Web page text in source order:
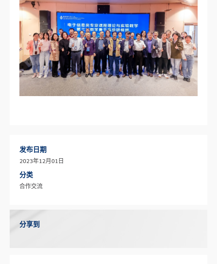
发布日期
2023年12月01日
分类
合作交流
分享到